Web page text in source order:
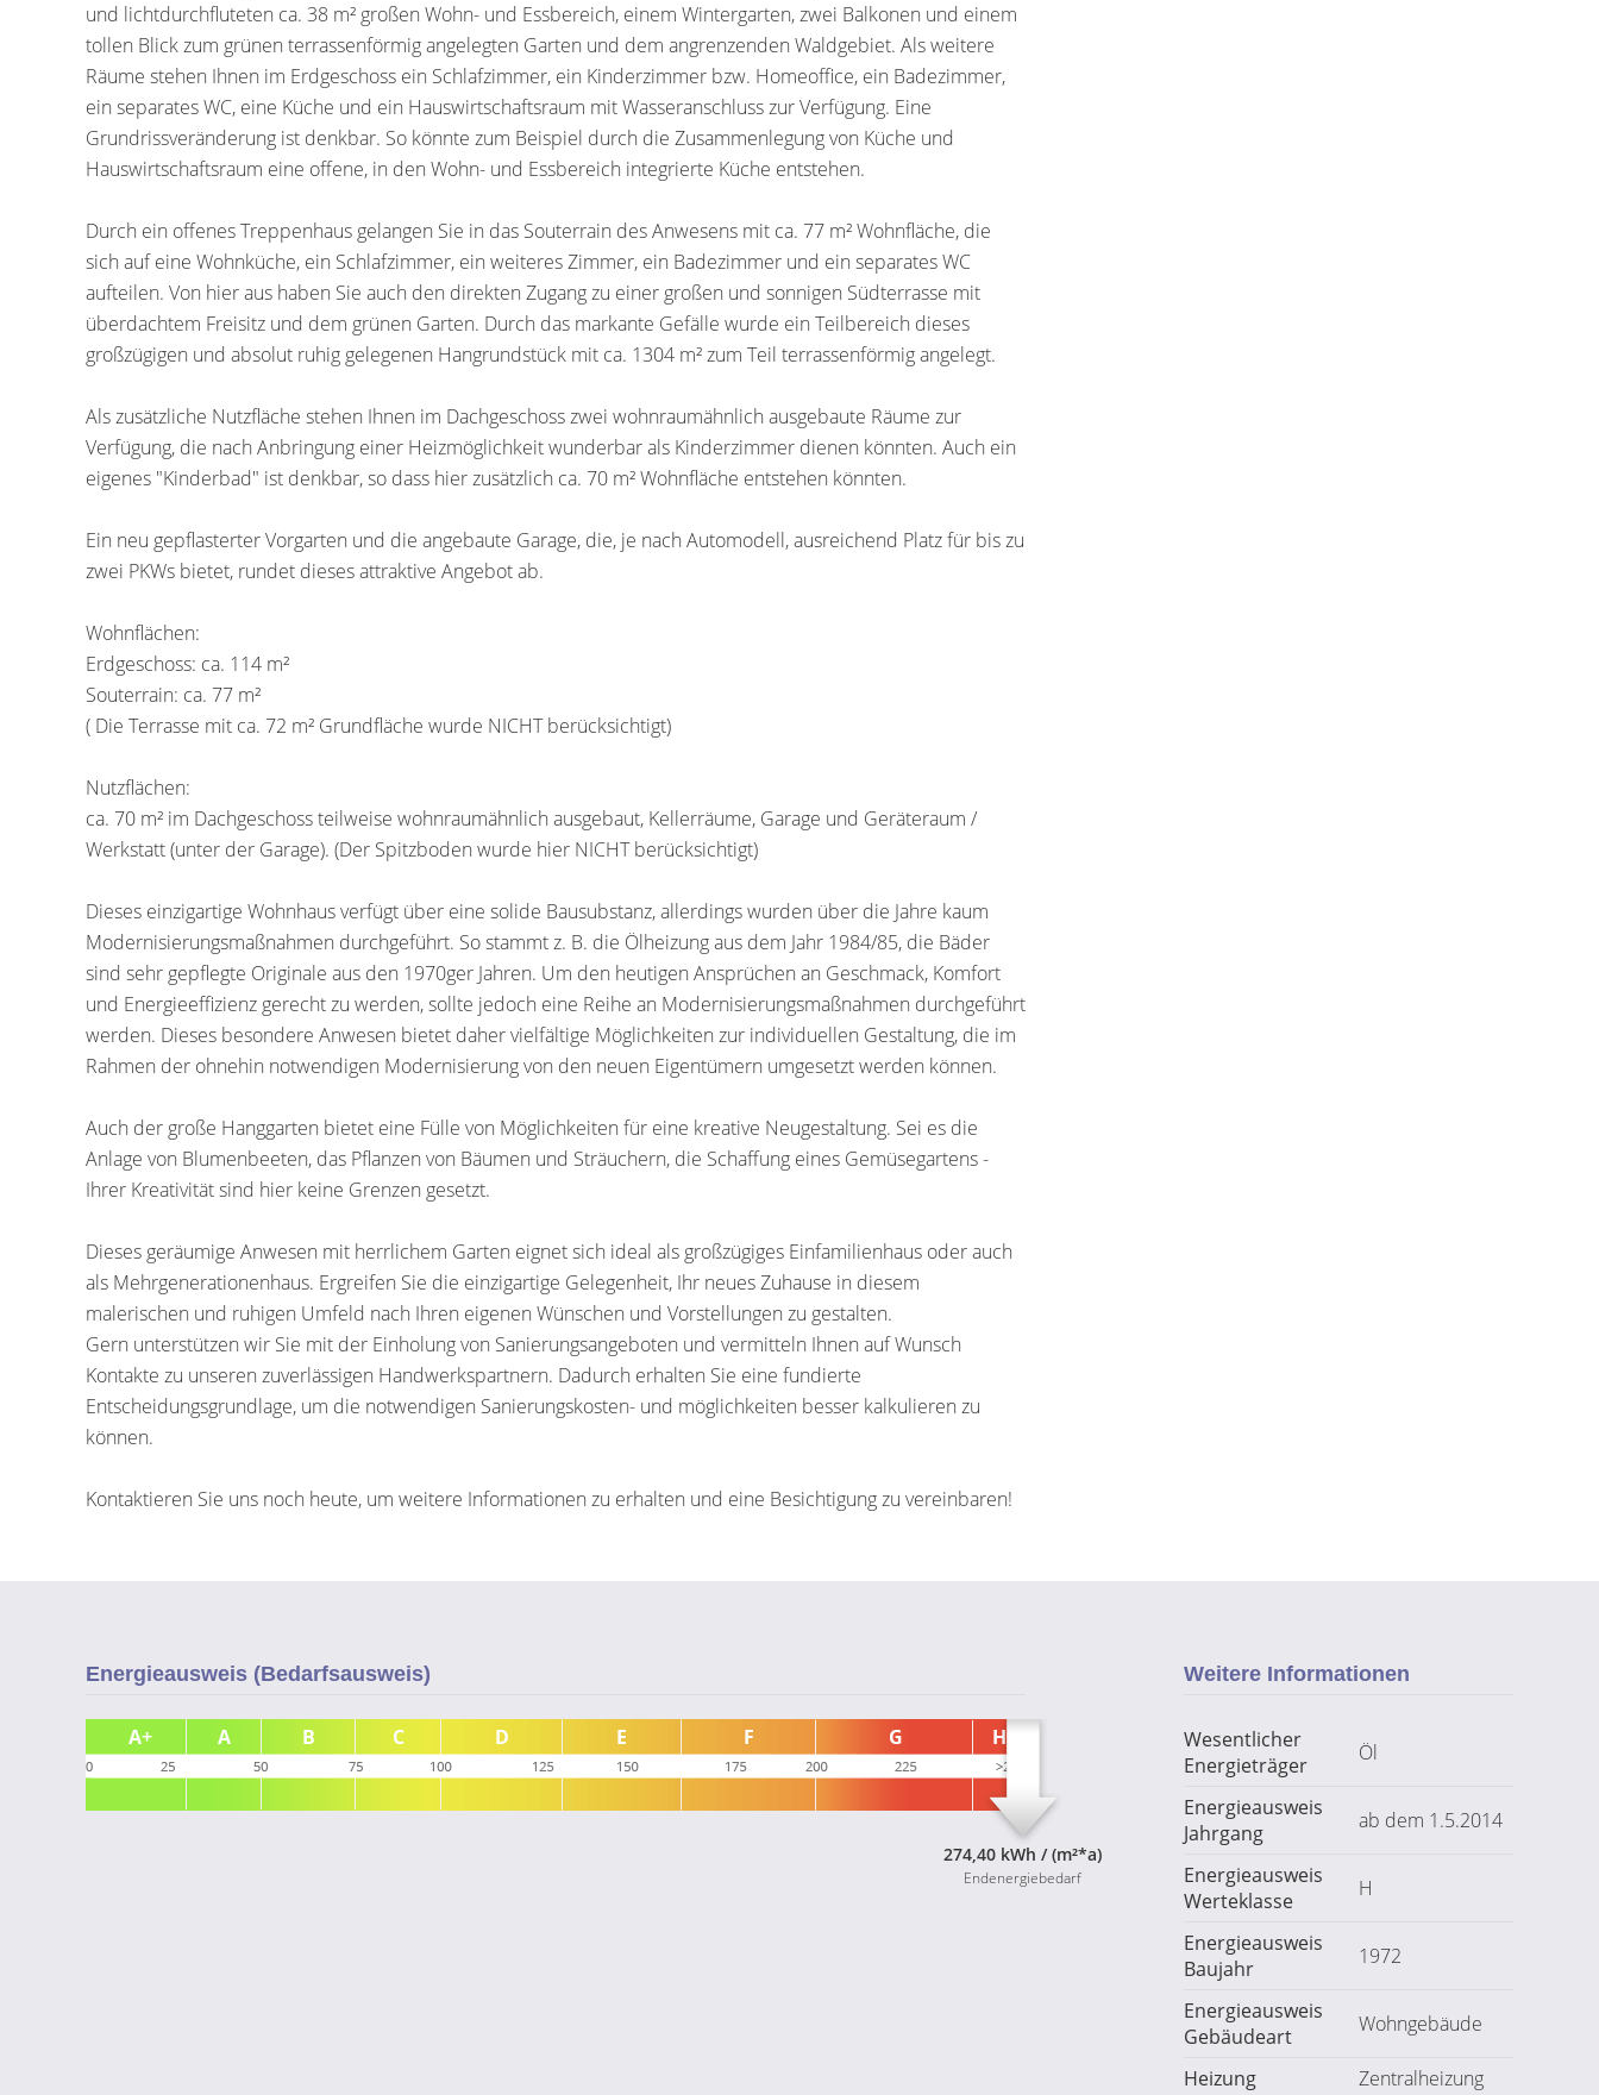
und lichtdurchfluteten ca. 38 m² großen Wohn- und Essbereich, einem Wintergarten, zwei Balkonen und einem
tollen Blick zum grünen terrassenförmig angelegten Garten und dem angrenzenden Waldgebiet. Als weitere
Räume stehen Ihnen im Erdgeschoss ein Schlafzimmer, ein Kinderzimmer bzw. Homeoffice, ein Badezimmer,
ein separates WC, eine Küche und ein Hauswirtschaftsraum mit Wasseranschluss zur Verfügung. Eine
Grundrissveränderung ist denkbar. So könnte zum Beispiel durch die Zusammenlegung von Küche und
Hauswirtschaftsraum eine offene, in den Wohn- und Essbereich integrierte Küche entstehen.
Durch ein offenes Treppenhaus gelangen Sie in das Souterrain des Anwesens mit ca. 77 m² Wohnfläche, die
sich auf eine Wohnküche, ein Schlafzimmer, ein weiteres Zimmer, ein Badezimmer und ein separates WC
aufteilen. Von hier aus haben Sie auch den direkten Zugang zu einer großen und sonnigen Südterrasse mit
überdachtem Freisitz und dem grünen Garten. Durch das markante Gefälle wurde ein Teilbereich dieses
großzügigen und absolut ruhig gelegenen Hangrundstück mit ca. 1304 m² zum Teil terrassenförmig angelegt.
Als zusätzliche Nutzfläche stehen Ihnen im Dachgeschoss zwei wohnraumähnlich ausgebaute Räume zur
Verfügung, die nach Anbringung einer Heizmöglichkeit wunderbar als Kinderzimmer dienen könnten. Auch ein
eigenes "Kinderbad" ist denkbar, so dass hier zusätzlich ca. 70 m² Wohnfläche entstehen könnten.
Ein neu gepflasterter Vorgarten und die angebaute Garage, die, je nach Automodell, ausreichend Platz für bis zu
zwei PKWs bietet, rundet dieses attraktive Angebot ab.
Wohnflächen:
Erdgeschoss: ca. 114 m²
Souterrain: ca. 77 m²
( Die Terrasse mit ca. 72 m² Grundfläche wurde NICHT berücksichtigt)
Nutzflächen:
ca. 70 m² im Dachgeschoss teilweise wohnraumähnlich ausgebaut, Kellerräume, Garage und Geräteraum /
Werkstatt (unter der Garage). (Der Spitzboden wurde hier NICHT berücksichtigt)
Dieses einzigartige Wohnhaus verfügt über eine solide Bausubstanz, allerdings wurden über die Jahre kaum
Modernisierungsmaßnahmen durchgeführt. So stammt z. B. die Ölheizung aus dem Jahr 1984/85, die Bäder
sind sehr gepflegte Originale aus den 1970ger Jahren. Um den heutigen Ansprüchen an Geschmack, Komfort
und Energieeffizienz gerecht zu werden, sollte jedoch eine Reihe an Modernisierungsmaßnahmen durchgeführt
werden. Dieses besondere Anwesen bietet daher vielfältige Möglichkeiten zur individuellen Gestaltung, die im
Rahmen der ohnehin notwendigen Modernisierung von den neuen Eigentümern umgesetzt werden können.
Auch der große Hanggarten bietet eine Fülle von Möglichkeiten für eine kreative Neugestaltung. Sei es die
Anlage von Blumenbeeten, das Pflanzen von Bäumen und Sträuchern, die Schaffung eines Gemüsegartens -
Ihrer Kreativität sind hier keine Grenzen gesetzt.
Dieses geräumige Anwesen mit herrlichem Garten eignet sich ideal als großzügiges Einfamilienhaus oder auch
als Mehrgenerationenhaus. Ergreifen Sie die einzigartige Gelegenheit, Ihr neues Zuhause in diesem
malerischen und ruhigen Umfeld nach Ihren eigenen Wünschen und Vorstellungen zu gestalten.
Gern unterstützen wir Sie mit der Einholung von Sanierungsangeboten und vermitteln Ihnen auf Wunsch
Kontakte zu unseren zuverlässigen Handwerkspartnern. Dadurch erhalten Sie eine fundierte
Entscheidungsgrundlage, um die notwendigen Sanierungskosten- und möglichkeiten besser kalkulieren zu
können.
Kontaktieren Sie uns noch heute, um weitere Informationen zu erhalten und eine Besichtigung zu vereinbaren!
Energieausweis (Bedarfsausweis)
274,40 kWh / (m²*a)
Endenergiebedarf
Weitere Informationen
Wesentlicher
Energieträger
Öl
Energieausweis
Jahrgang
ab dem 1.5.2014
Energieausweis
Werteklasse
H
Energieausweis
Baujahr
1972
Energieausweis
Gebäudeart
Wohngebäude
Heizung Zentralheizung